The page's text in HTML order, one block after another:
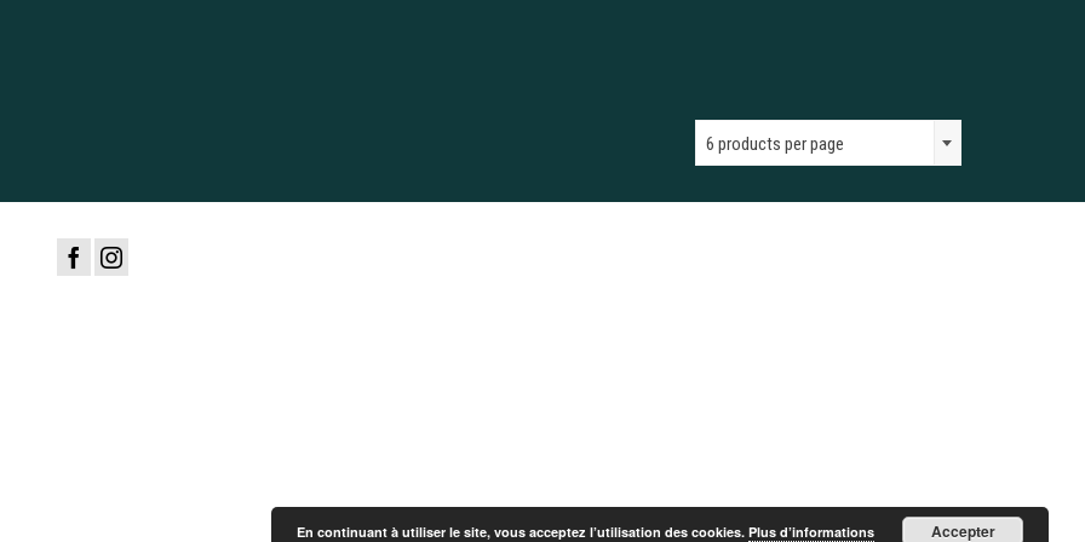
6 products per page
Blog
En continuant à utiliser le site, vous acceptez l’utilisation des cookies. Plus d’informations Accepter